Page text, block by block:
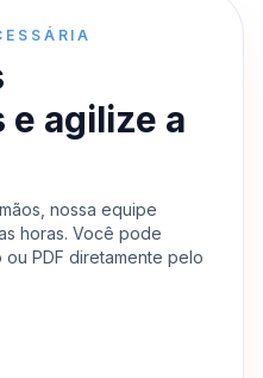
agilize a
nossa equipe
horas. Você pode
PDF diretamente pelo